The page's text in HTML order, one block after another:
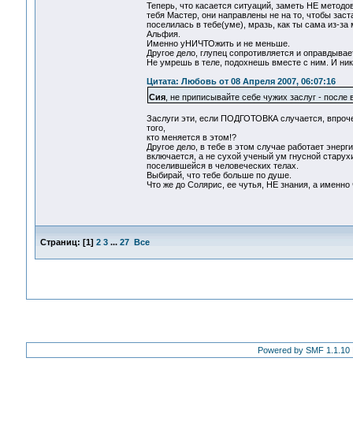
Теперь, что касается ситуаций, заметь НЕ
тебя Мастер, они направлены не на то, чтобы
поселилась в тебе(уме), мразь, как ты сама из-
Альфия.
Именно уНИЧТОжить и не меньше.
Другое дело, глупец сопротивляется и
Не умрешь в теле, подохнешь вместе с ним. И
Цитата: Любовь от 08 Апреля 2007, 06:07:16
Сия, не приписывайте себе чужих заслуг -
Заслуги эти, если ПОДГОТОВКА случается,
того,
кто меняется в этом!?
Другое дело, в тебе в этом случае работает
включается, а не сухой ученый ум гнусной
поселившейся в человеческих телах.
Выбирай, что тебе больше по душе.
Что же до Солярис, ее чутья, НЕ знания, а
Страниц: [1] 2 3 ... 27 Все
Powered by SMF 1.1.10